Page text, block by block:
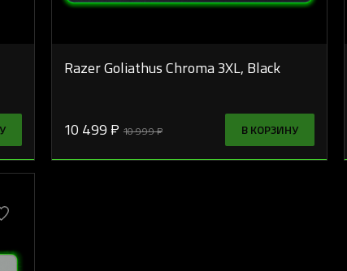
Razer Goliathus Chroma 3XL, Black
10 499 ₽ 10 999 ₽ В КОРЗИНУ